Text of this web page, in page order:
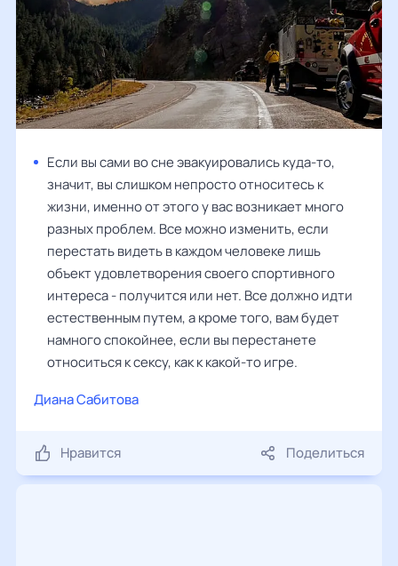
Если вы сами во сне эвакуировались куда-то,
значит, вы слишком непросто относитесь к
жизни, именно от этого у вас возникает много
разных проблем. Все можно изменить, если
перестать видеть в каждом человеке лишь
объект удовлетворения своего спортивного
интереса - получится или нет. Все должно идти
естественным путем, а кроме того, вам будет
намного спокойнее, если вы перестанете
относиться к сексу, как к какой-то игре.
Диана Сабитова
Нравится Поделиться